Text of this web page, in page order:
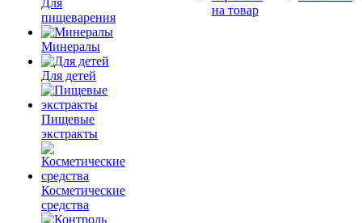
Для
пищеварения
Минералы
Для детей
Пищевые
экстракты
Косметические
средства
на товар